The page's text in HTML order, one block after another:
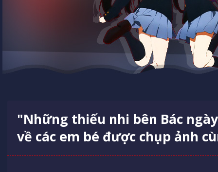
"Những thiếu nhi bên Bác
về các em bé được chụp ảnh